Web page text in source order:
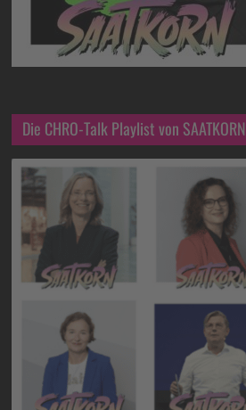
Die CHRO-Talk Playlist von SAATKORN